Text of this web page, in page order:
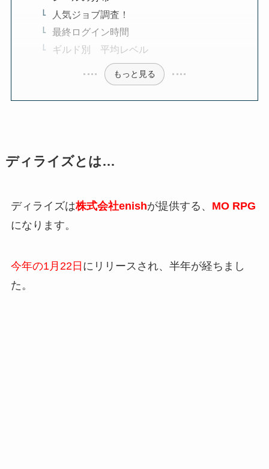
人気ジョブ調査！
最終ログイン時間
ギルド別 平均レベル
もっと見る
ディライズとは…
ディライズは株式会社enishが提供する、 MO RPG
になります。
今年の1月22日 にリリースされ、半年が経ちまし
た。